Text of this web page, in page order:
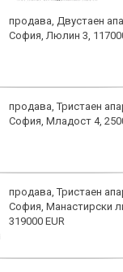
продава, Двустаен
София, Люлин 3,
продава, Тристаен
София, Младост 4,
продава, Тристаен
София, Манастирски
319000 EUR